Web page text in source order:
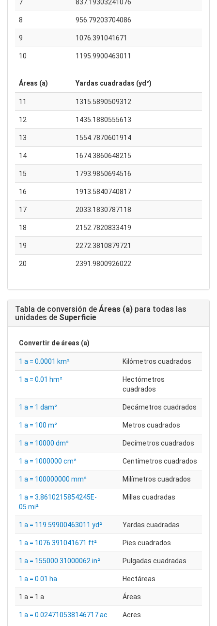
7 837.19303241076
8 956.79203704086
9 1076.391041671
10 1195.9900463011
Áreas (a) Yardas cuadradas (yd²)
11 1315.5890509312
12 1435.1880555613
13 1554.7870601914
14 1674.3860648215
15 1793.9850694516
16 1913.5840740817
17 2033.1830787118
18 2152.7820833419
19 2272.3810879721
20 2391.9800926022
Tabla de conversión de Áreas (a) para todas las
unidades de Superficie
Convertir de áreas (a)
1 a = 0.0001 km² Kilómetros cuadrados
1 a = 0.01 hm²
Hectómetros
cuadrados
1 a = 1 dam² Decámetros cuadrados
1 a = 100 m² Metros cuadrados
1 a = 10000 dm² Decímetros cuadrados
1 a = 1000000 cm² Centímetros cuadrados
1 a = 100000000 mm² Milímetros cuadrados
1 a = 3.8610215854245E-
05 mi²
Millas cuadradas
1 a = 119.59900463011 yd² Yardas cuadradas
1 a = 1076.391041671 ft² Pies cuadrados
1 a = 155000.31000062 in² Pulgadas cuadradas
1 a = 0.01 ha Hectáreas
1 a = 1 a Áreas
1 a = 0.024710538146717 ac Acres